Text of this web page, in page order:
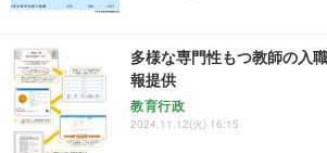
多様な専門性もつ教師の入
報提供
教育行政
2024.11.12(火) 16:15